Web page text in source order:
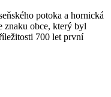
potoka a hornická
znaku obce, který byl
700 let první